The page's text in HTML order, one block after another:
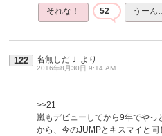
それな！ 52 うーん
122 名無しだＪ より
2016年8月30日 9:14 AM
>>21
嵐もデビューしてから9年でや
から、今のJUMPとキスマイと